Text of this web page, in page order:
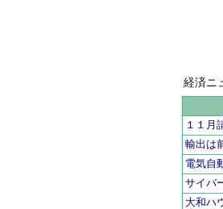
経済ニ
１１月
輸出は
電気自
サイバ
大和ハ